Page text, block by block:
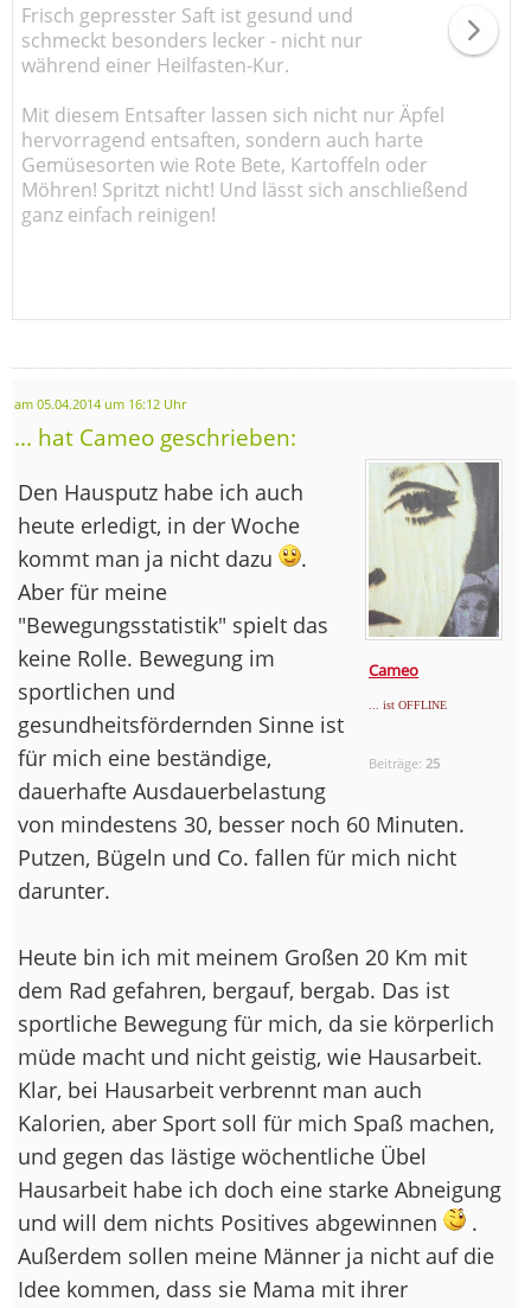
Frisch gepresster Saft ist gesund und
schmeckt besonders lecker - nicht nur
während einer Heilfasten-Kur.
Mit diesem Entsafter lassen sich nicht nur Äpfel
hervorragend entsaften, sondern auch harte
Gemüsesorten wie Rote Bete, Kartoffeln oder
Möhren! Spritzt nicht! Und lässt sich anschließend
ganz einfach reinigen!
am 05.04.2014 um 16:12 Uhr
... hat Cameo geschrieben:
Cameo
... ist OFFLINE
Beiträge: 25
Den Hausputz habe ich auch
heute erledigt, in der Woche
kommt man ja nicht dazu
.
Aber für meine
"Bewegungsstatistik" spielt das
keine Rolle. Bewegung im
sportlichen und
gesundheitsfördernden Sinne ist
für mich eine beständige,
dauerhafte Ausdauerbelastung
von mindestens 30, besser noch 60 Minuten.
Putzen, Bügeln und Co. fallen für mich nicht
darunter.
Heute bin ich mit meinem Großen 20 Km mit
dem Rad gefahren, bergauf, bergab. Das ist
sportliche Bewegung für mich, da sie körperlich
müde macht und nicht geistig, wie Hausarbeit.
Klar, bei Hausarbeit verbrennt man auch
Kalorien, aber Sport soll für mich Spaß machen,
und gegen das lästige wöchentliche Übel
Hausarbeit habe ich doch eine starke Abneigung
und will dem nichts Positives abgewinnen
.
Außerdem sollen meine Männer ja nicht auf die
Idee kommen, dass sie Mama mit ihrer